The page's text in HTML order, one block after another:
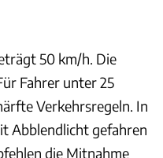
50 km/h. Die
Fahrer unter 25
Verkehrsregeln. In
Abblendlicht gefahren
die Mitnahme